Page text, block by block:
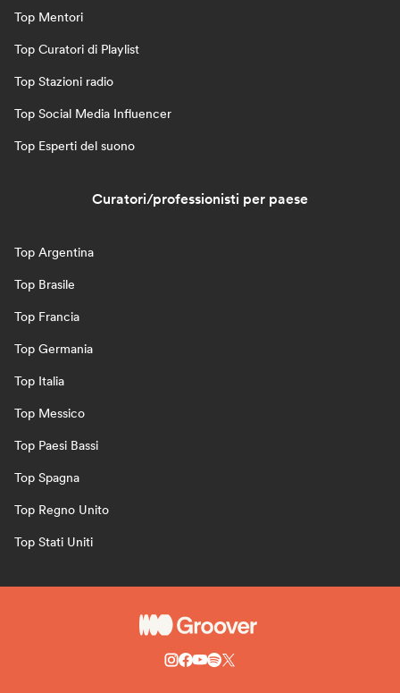
Top Mentori
Top Curatori di Playlist
Top Stazioni radio
Top Social Media Influencer
Top Esperti del suono
Curatori/professionisti per paese
Top Argentina
Top Brasile
Top Francia
Top Germania
Top Italia
Top Messico
Top Paesi Bassi
Top Spagna
Top Regno Unito
Top Stati Uniti